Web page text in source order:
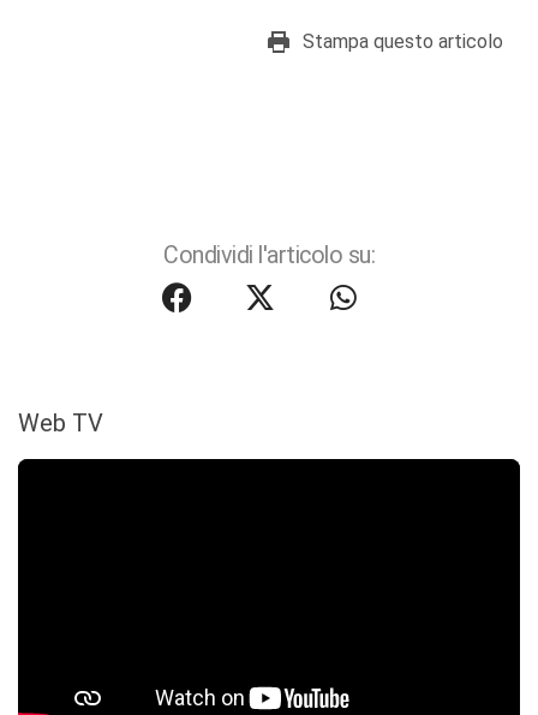
Stampa questo articolo
Condividi l'articolo su:
Web TV